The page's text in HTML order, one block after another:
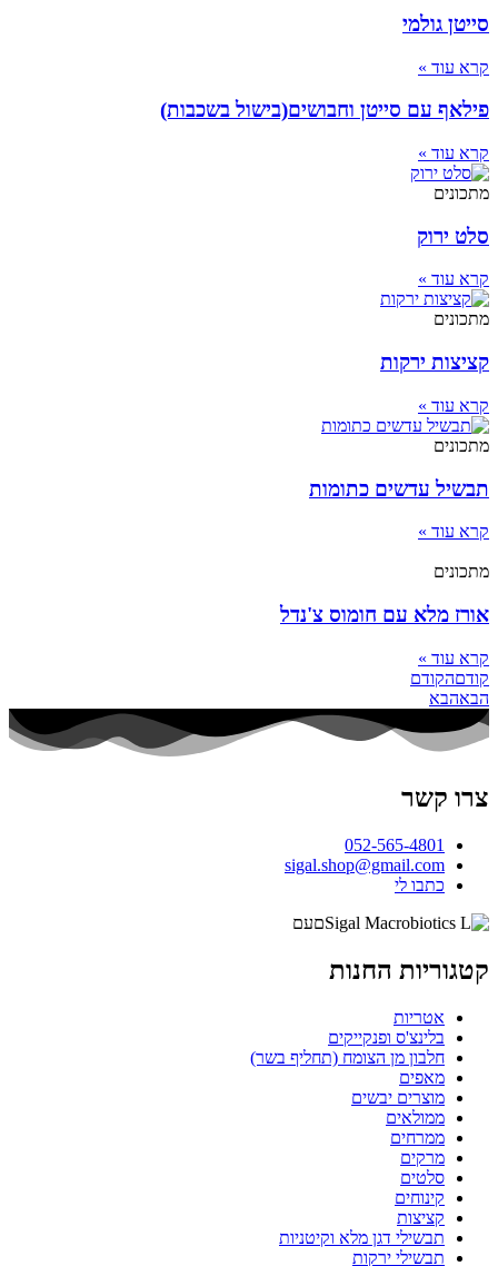
סייטן גולמי
קרא עוד »
פילאף עם סייטן וחבושים(בישול בשכבות)
קרא עוד »
מתכונים
סלט ירוק
קרא עוד »
מתכונים
קציצות ירקות
קרא עוד »
מתכונים
תבשיל עדשים כתומות
קרא עוד »
מתכונים
אורז מלא עם חומוס צ'נדל
קרא עוד »
קודםהקודם
הבאהבא
צרו קשר
052-565-4801
sigal.shop@gmail.com
כתבו לי
קטגוריות החנות
אטריות
בלינצ'ס ופנקייקים
חלבון מן הצומח (תחליף בשר)
מאפים
מוצרים יבשים
ממולאים
ממרחים
מרקים
סלטים
קינוחים
קציצות
תבשילי דגן מלא וקיטניות
תבשילי ירקות